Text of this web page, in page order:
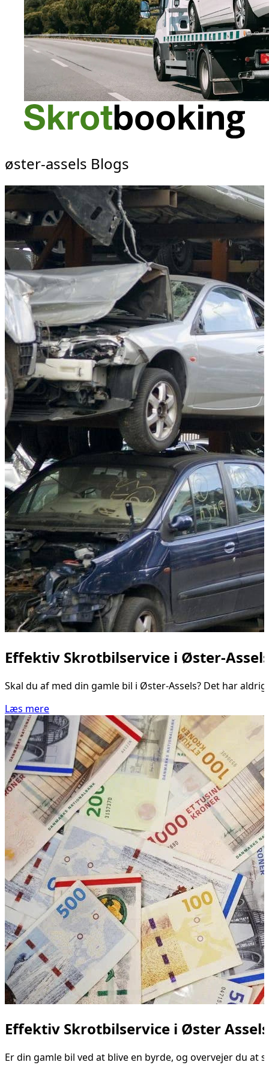
øster-assels Blogs
Effektiv Skrotbilservice i Øster-
Skal du af med din gamle bil i Øster-Assels? Det har
Læs mere
Effektiv Skrotbilservice i Øster
Er din gamle bil ved at blive en byrde, og overvejer du